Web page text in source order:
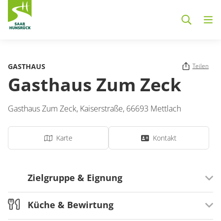
GASTHAUS Teilen
Gasthaus Zum Zeck
Gasthaus Zum Zeck, Kaiserstraße, 66693 Mettlach
Karte Kontakt
Zielgruppe & Eignung
Ausrichtung
Küche & Bewirtung